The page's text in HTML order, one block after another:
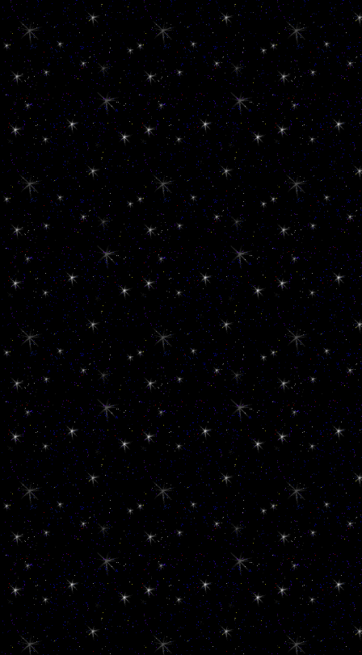
**********************
**********************
**********************
639
**********************
**********************
**********************
Klaus123
**********************
585
**********************
_
**********************
_ 144
**********************
_ Banner Generator
**********************
___
**********************